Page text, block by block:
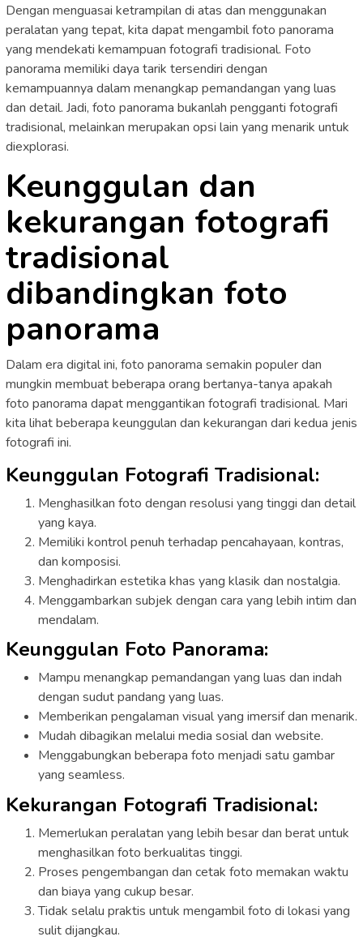
Dengan menguasai ketrampilan di atas dan menggunakan
peralatan yang tepat, kita dapat mengambil foto panorama
yang mendekati kemampuan fotografi tradisional. Foto
panorama memiliki daya tarik tersendiri dengan
kemampuannya dalam menangkap pemandangan yang luas
dan detail. Jadi, foto panorama bukanlah pengganti fotografi
tradisional, melainkan merupakan opsi lain yang menarik untuk
diexplorasi.
Keunggulan dan
kekurangan fotografi
tradisional
dibandingkan foto
panorama
Dalam era digital ini, foto panorama semakin populer dan
mungkin membuat beberapa orang bertanya-tanya apakah
foto panorama dapat menggantikan fotografi tradisional. Mari
kita lihat beberapa keunggulan dan kekurangan dari kedua jenis
fotografi ini.
Keunggulan Fotografi Tradisional:
Menghasilkan foto dengan resolusi yang tinggi dan detail
yang kaya.
Memiliki kontrol penuh terhadap pencahayaan, kontras,
dan komposisi.
Menghadirkan estetika khas yang klasik dan nostalgia.
Menggambarkan subjek dengan cara yang lebih intim dan
mendalam.
Keunggulan Foto Panorama:
Mampu menangkap pemandangan yang luas dan indah
dengan sudut pandang yang luas.
Memberikan pengalaman visual yang imersif dan menarik.
Mudah dibagikan melalui media sosial dan website.
Menggabungkan beberapa foto menjadi satu gambar
yang seamless.
Kekurangan Fotografi Tradisional:
Memerlukan peralatan yang lebih besar dan berat untuk
menghasilkan foto berkualitas tinggi.
Proses pengembangan dan cetak foto memakan waktu
dan biaya yang cukup besar.
Tidak selalu praktis untuk mengambil foto di lokasi yang
sulit dijangkau.